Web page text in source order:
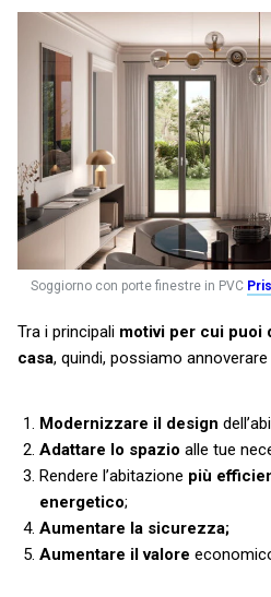
Soggiorno con porte finestre in PVC
Tra i principali motivi per cui puoi
casa, quindi, possiamo
Modernizzare il design
Adattare lo spazio alle tue
Rendere l’abitazione più
energetico;
Aumentare la sicurezza;
Aumentare il valore